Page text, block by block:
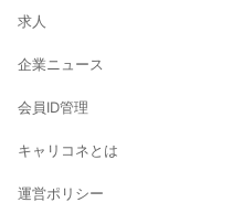
求人
企業ニュース
会員ID管理
キャリコネとは
運営ポリシー